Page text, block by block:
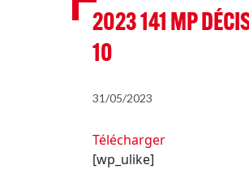
2023 141 MP
10
31/05/2023
Télécharger
[wp_ulike]